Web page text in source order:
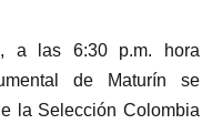
a las 6:30 p.m. hora
de Maturín se
la Selección Colombia